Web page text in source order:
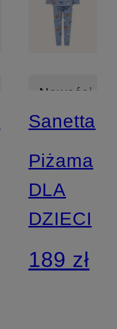
Nowości
Sanetta
Piżama
DLA
DZIECI
189 zł